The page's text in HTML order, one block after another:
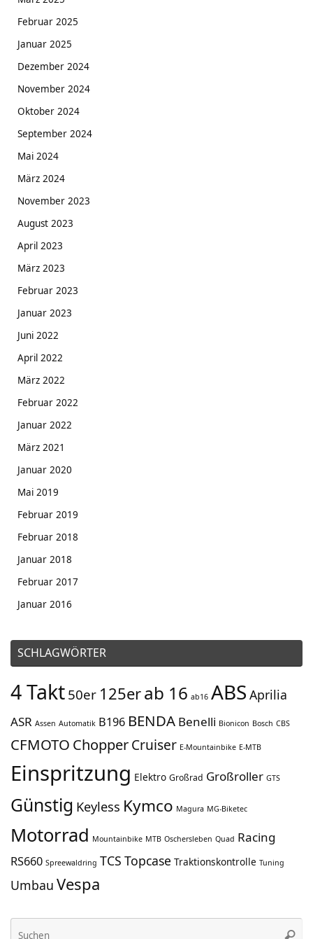
Februar 2025
Januar 2025
Dezember 2024
November 2024
Oktober 2024
September 2024
Mai 2024
März 2024
November 2023
August 2023
April 2023
März 2023
Februar 2023
Januar 2023
Juni 2022
April 2022
März 2022
Februar 2022
Januar 2022
März 2021
Januar 2020
Mai 2019
Februar 2019
Februar 2018
Januar 2018
Februar 2017
Januar 2016
SCHLAGWÖRTER
4 Takt50er 125erab 16 ab16 ABS Aprilia
ASR Assen Automatik B196 BENDA Benelli Bionicon Bosch CBS
CFMOTO ChopperCruiser E-Mountainbike E-MTB
Einspritzung Elektro Großrad Großroller GTS
Günstig Keyless Kymco Magura MG-Biketec
Motorrad Mountainbike MTB Oschersleben Quad Racing
RS660 Spreewaldring TCS Topcase Traktionskontrolle Tuning
Umbau Vespa